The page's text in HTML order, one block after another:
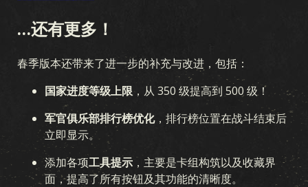
…还有更多！
春季版本还带来了进一步的补充与改进，包括：
国家进度等级上限 ，从 350 级提高到 500 级！
军官俱乐部排行榜优化，排行榜位置在战斗结束后
立即显示。
添加各项工具提示 ，主要是卡组构筑以及收藏界
面，提高了所有按钮及其功能的清晰度。